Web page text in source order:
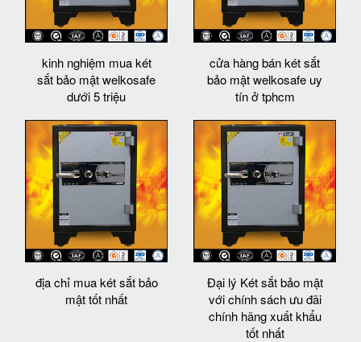
kinh nghiệm mua két
sắt bảo mật welkosafe
dưới 5 triệu
cửa hàng bán két sắt
bảo mật welkosafe uy
tín ở tphcm
địa chỉ mua két sắt bảo
mật tốt nhất
Đại lý Két sắt bảo mật
với chính sách ưu đãi
chính hãng xuất khẩu
tốt nhất